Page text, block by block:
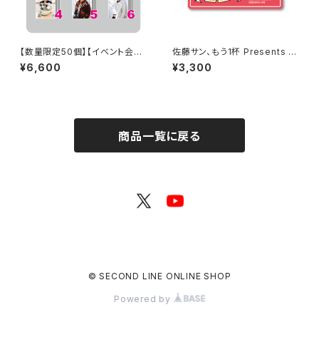
【数量限定50個】【イベント会場
特典付き】SECOND LINE Pre
sents みんなに会いに行くよ!
¥6,600
佐藤サン、もう1杯 Presents み
んなに会いに行くよ！IN 大阪 乾
杯トーク音源「みんなと乾杯! IN
¥3,300
商品一覧に戻る
© SECOND LINE ONLINE SHOP
Powered by